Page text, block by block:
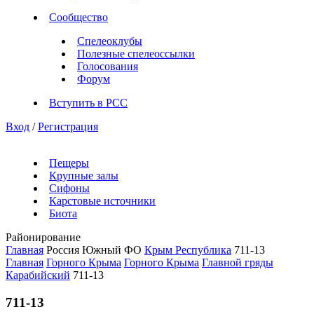
Сообщество
Спелеоклубы
Полезные спелеоссылки
Голосования
Форум
Вступить в РСС
Вход / Регистрация
Пещеры
Крупные залы
Сифоны
Карстовые источники
Биота
Районирование
Главная Россия Южный ФО Крым Республика 711-13
Главная Горного Крыма Горного Крыма Главной гряды
Карабийский 711-13
711-13